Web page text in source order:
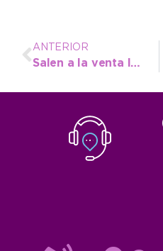
ANTERIOR
Salen a la venta los bolsones de Frescura Natural